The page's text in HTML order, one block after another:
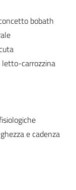
bobath
letto-carrozzina
e cadenza